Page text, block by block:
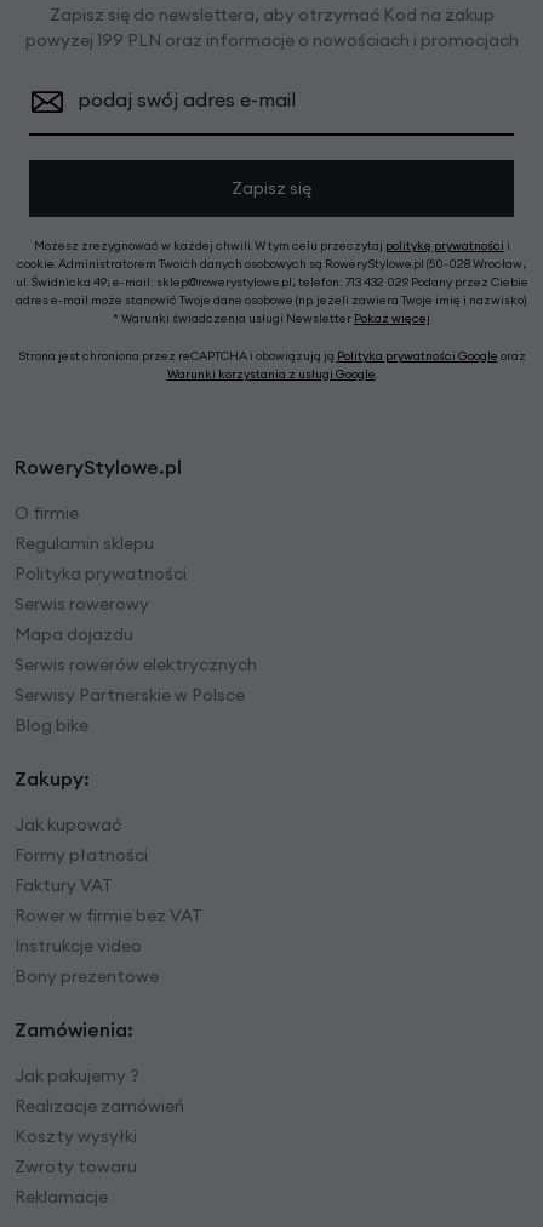
Zapisz się do newslettera, aby otrzymać Kod na zakup
powyżej 199 PLN oraz informacje o nowościach i promocjach
podaj swój adres e-mail
Zapisz się
Możesz zrezygnować w każdej chwili. W tym celu przeczytaj politykę prywatności i
cookie. Administratorem Twoich danych osobowych są RoweryStylowe.pl (50-028 Wrocław,
ul. Świdnicka 49; e-mail: sklep@rowerystylowe.pl, telefon: 713 432 029. Podany przez Ciebie
adres e-mail może stanowić Twoje dane osobowe (np. jeżeli zawiera Twoje imię i nazwisko).
* Warunki świadczenia usługi Newsletter Pokaż więcej
Strona jest chroniona przez reCAPTCHA i obowiązują ją Polityka prywatności Google oraz
Warunki korzystania z usługi Google.
RoweryStylowe.pl
O firmie
Regulamin sklepu
Polityka prywatności
Serwis rowerowy
Mapa dojazdu
Serwis rowerów elektrycznych
Serwisy Partnerskie w Polsce
Blog bike
Zakupy:
Jak kupować
Formy płatności
Faktury VAT
Rower w firmie bez VAT
Instrukcje video
Bony prezentowe
Zamówienia:
Jak pakujemy ?
Realizacje zamówień
Koszty wysyłki
Zwroty towaru
Reklamacje